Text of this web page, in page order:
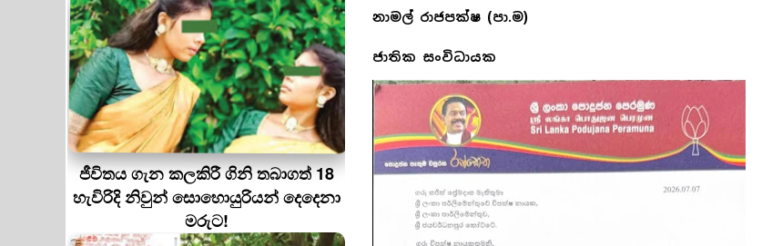
ජීවිතය ගැන කලකිරී ගිනි තබාගත් 18
හැවිරිදි නිවුන් සොහොයුරියන් දෙදෙනා
මරුට!
නාමල් රාජපක්ෂ (පා.ම)
ජාතික සංවිධායක